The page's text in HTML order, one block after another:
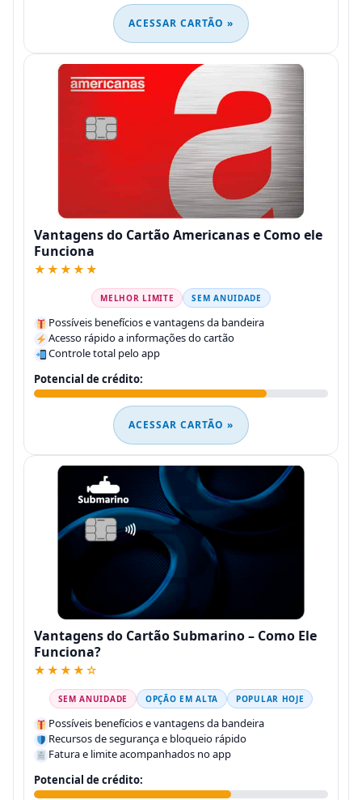
ACESSAR CARTÃO »
Vantagens do Cartão Americanas e Como ele
Funciona
★★★★★
MELHOR LIMITE SEM ANUIDADE
Possíveis benefícios e vantagens da bandeira
Acesso rápido a informações do cartão
Controle total pelo app
Potencial de crédito:
ACESSAR CARTÃO »
Vantagens do Cartão Submarino – Como Ele
Funciona?
★★★★☆
SEM ANUIDADE OPÇÃO EM ALTA POPULAR HOJE
Possíveis benefícios e vantagens da bandeira
Recursos de segurança e bloqueio rápido
Fatura e limite acompanhados no app
Potencial de crédito: